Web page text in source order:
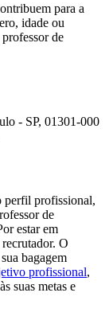
para a
idade ou
de
- SP, 01301-000
perfil profissional,
de
estar em
O
bagagem
profissional,
suas metas e